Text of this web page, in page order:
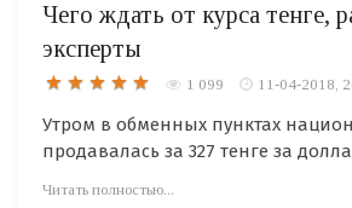
Чего ждать от курса тенге,
эксперты
1 099 11-04-2018,
Утром в обменных пунктах
продавалась за 327 тенге за
Читать полностью...